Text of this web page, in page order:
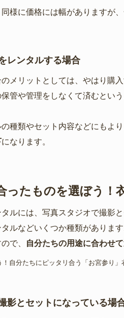
様に価格には幅がありますが
レンタルする場合
メリットとしては、やはり購
管や管理をしなくて済むという
種類やセット内容などにもより
になります。
ったものを選ぼう！
ルには、写真スタジオで撮影
ルなどいくつか種類がありま
で、
自分たちの用途に合わせて
影とセットになっている場